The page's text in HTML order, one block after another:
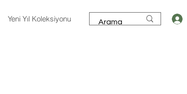
Yeni Yıl Koleksiyonu